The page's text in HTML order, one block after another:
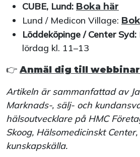
CUBE, Lund: Boka här
Lund / Medicon Village:
Löddeköpinge / Center Syd:
lördag kl. 11–13
👉Anmäl dig till
Artikeln är sammanfattad av
Marknads-, sälj- och
hälsoutvecklare på HMC
Skoog, Hälsomedicinskt Center,
kunskapskälla.